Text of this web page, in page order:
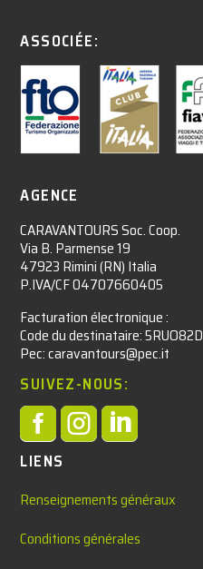
ASSOCIÉE:
AGENCE
CARAVANTOURS Soc. Coop.
Via B. Parmense 19
47923 Rimini (RN) Italia
P.IVA/CF 04707660405
Facturation électronique :​
Code du destinataire: 5RUO82D
Pec: caravantours@pec.it
SUIVEZ-NOUS:

LIENS
Renseignements généraux
Conditions générales